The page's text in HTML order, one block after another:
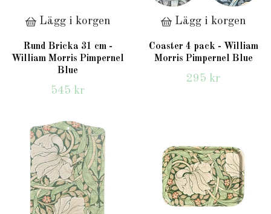
Lägg i korgen
Rund Bricka 31 cm -
William Morris Pimpernel
Blue
545 kr
Lägg i korgen
Coaster 4 pack - William
Morris Pimpernel Blue
295 kr